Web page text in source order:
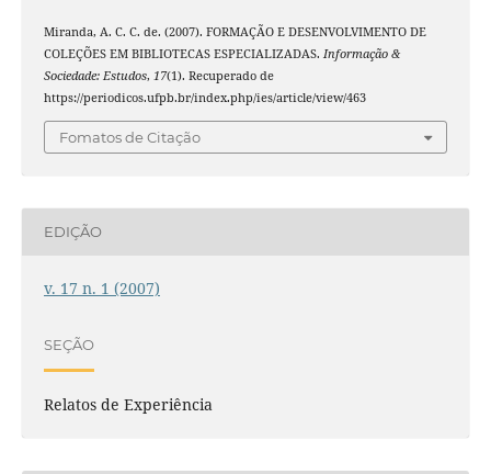
Miranda, A. C. C. de. (2007). FORMAÇÃO E DESENVOLVIMENTO DE
COLEÇÕES EM BIBLIOTECAS ESPECIALIZADAS. Informação &
Sociedade: Estudos, 17(1). Recuperado de
https://periodicos.ufpb.br/index.php/ies/article/view/463
Fomatos de Citação
EDIÇÃO
v. 17 n. 1 (2007)
SEÇÃO
Relatos de Experiência